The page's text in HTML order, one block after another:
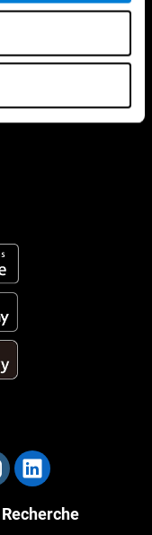
Recherche